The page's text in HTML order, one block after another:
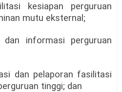
kesiapan perguruan
mutu eksternal;
informasi perguruan
dan pelaporan fasilitasi
tinggi; dan